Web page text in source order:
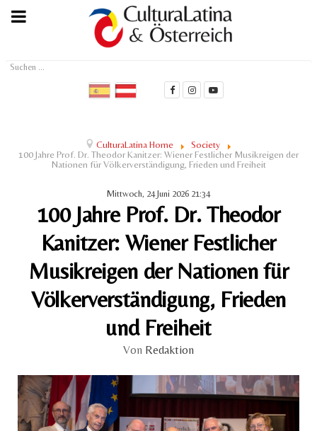
Suchen
CulturaLatina Home
Society
100 Jahre Prof. Dr. Theodor Kanitzer: Wiener Festlicher Musikreigen der
Nationen für Völkerverständigung, Frieden und Freiheit
Mittwoch, 24 Juni 2026 21:34
100 Jahre Prof. Dr. Theodor
Kanitzer: Wiener Festlicher
Musikreigen der Nationen für
Völkerverständigung, Frieden
und Freiheit
Von Redaktion